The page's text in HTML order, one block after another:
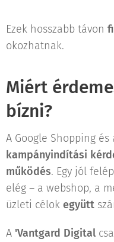
Ezek hosszabb távon
okozhatnak.
Miért
bízni?
A Google Shopping
kampányindítási
működés. Egy jól
elég – a webshop, a
üzleti célok együtt
A 'Vantgard Digital